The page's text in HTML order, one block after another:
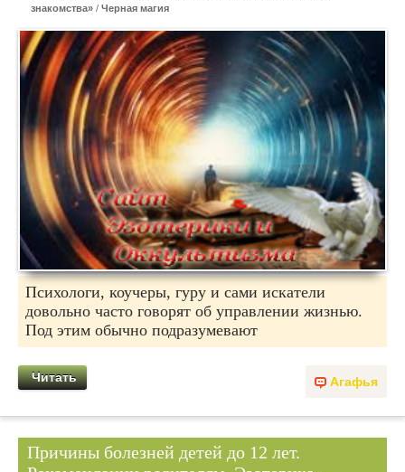
знакомства» / Черная магия
Психологи, коучеры, гуру и сами искатели
довольно часто говорят об управлении жизнью.
Под этим обычно подразумевают
Агафья
Читать
Причины болезней детей до 12 лет.